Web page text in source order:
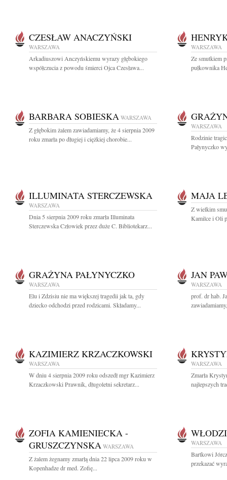
CZESŁAW ANACZYŃSKI
WARSZAWA
Arkadiuszowi Anczyńskiemu wyrazy głębokiego
współczucia z powodu śmierci Ojca Czesława...
WARSZAWA
Ze smutkiem
pułkownika
BARBARA SOBIESKA WARSZAWA
Z głębokim żalem zawiadamiamy, że 4 sierpnia 2009
roku zmarła po długiej i ciężkiej chorobie...
WARSZAWA
Rodzinie
Pałynyczko
ILLUMINATA STERCZEWSKA
WARSZAWA
Dnia 5 sierpnia 2009 roku zmarła Illuminata
Sterczewska Człowiek przez duże C. Bibliotekarz...
MAJA
Z wielkim
Kamilce i Oli
GRAŻYNA PAŁYNYCZKO
WARSZAWA
Elu i Zdzisiu nie ma większej tragedii jak ta, gdy
dziecko odchodzi przed rodzicami. Składamy...
JAN
WARSZAWA
prof. dr hab.
KAZIMIERZ KRZACZKOWSKI
WARSZAWA
W dniu 4 sierpnia 2009 roku odszedł mgr Kazimierz
Krzaczkowski Prawnik, długoletni sekretarz...
WARSZAWA
Zmarła
najlepszych
ZOFIA KAMIENIECKA -
GRUSZCZYNSKA WARSZAWA
Z żalem żegnamy zmarłą dnia 22 lipca 2009 roku w
Kopenhadze dr med. Zofię...
WARSZAWA
Bartkowi
przekazać